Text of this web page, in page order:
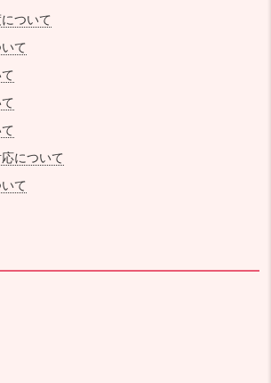
ついて
て
について
て